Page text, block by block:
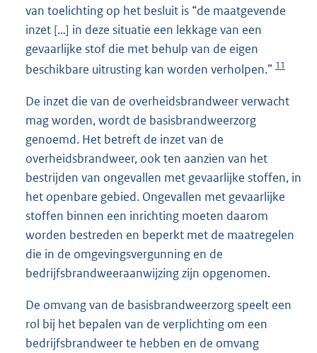
van toelichting op het besluit is “de maatgevende
inzet […] in deze situatie een lekkage van een
gevaarlijke stof die met behulp van de eigen
beschikbare uitrusting kan worden verholpen.” 11
De inzet die van de overheidsbrandweer verwacht
mag worden, wordt de basisbrandweerzorg
genoemd. Het betreft de inzet van de
overheidsbrandweer, ook ten aanzien van het
bestrijden van ongevallen met gevaarlijke stoffen, in
het openbare gebied. Ongevallen met gevaarlijke
stoffen binnen een inrichting moeten daarom
worden bestreden en beperkt met de maatregelen
die in de omgevingsvergunning en de
bedrijfsbrandweeraanwijzing zijn opgenomen.
De omvang van de basisbrandweerzorg speelt een
rol bij het bepalen van de verplichting om een
bedrijfsbrandweer te hebben en de omvang